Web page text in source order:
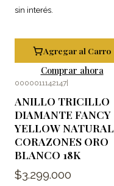
sin interés.
Agregar al Carro
Comprar ahora
0000011142147
ANILLO TRICILLO
DIAMANTE FANCY
YELLOW NATURAL
CORAZONES ORO
BLANCO 18K
$3.299.000